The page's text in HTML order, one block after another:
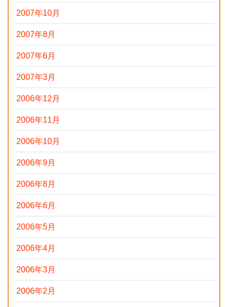
2007年10月
2007年8月
2007年6月
2007年3月
2006年12月
2006年11月
2006年10月
2006年9月
2006年8月
2006年6月
2006年5月
2006年4月
2006年3月
2006年2月